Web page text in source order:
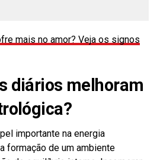
mais no amor? Veja os signos
diários melhoram
importante na energia
formação de um ambiente